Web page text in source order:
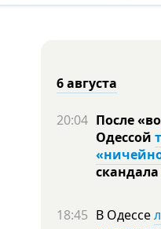
6 августа
20:04 После
Одессой
скандала
18:45 В Одессе